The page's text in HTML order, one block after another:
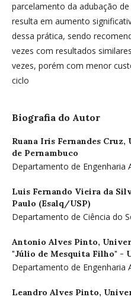
parcelamento da adubação
resulta em aumento
dessa prática, sendo
vezes com resultados
vezes, porém com menor
ciclo
Biografia do Autor
Ruana Iris Fernandes Cruz,
de Pernambuco
Departamento de Engenharia
Luis Fernando Vieira da
Paulo (Esalq/USP)
Departamento de Ciência do
Antonio Alves Pinto,
"Júlio de Mesquita Filho" -
Departamento de Engenharia
Leandro Alves Pinto,